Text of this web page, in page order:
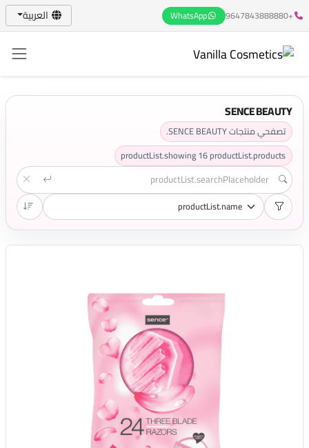
+9647843888880
WhatsApp العربية
SENCE BEAUTY
تصفحي منتجات SENCE BEAUTY.
productList.showing16productList.products